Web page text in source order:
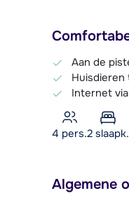
Aan de
Huisdieren
Internet
4 pers.2 slaapk.
Algemene